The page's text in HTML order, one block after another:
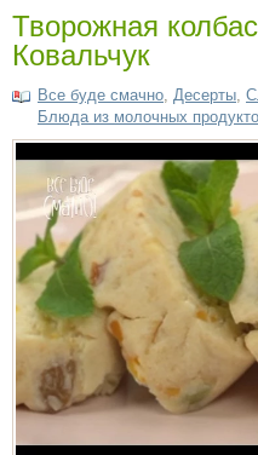
Творожная
Ковальчук
Все буде смачно Десерты
Блюда из молочных